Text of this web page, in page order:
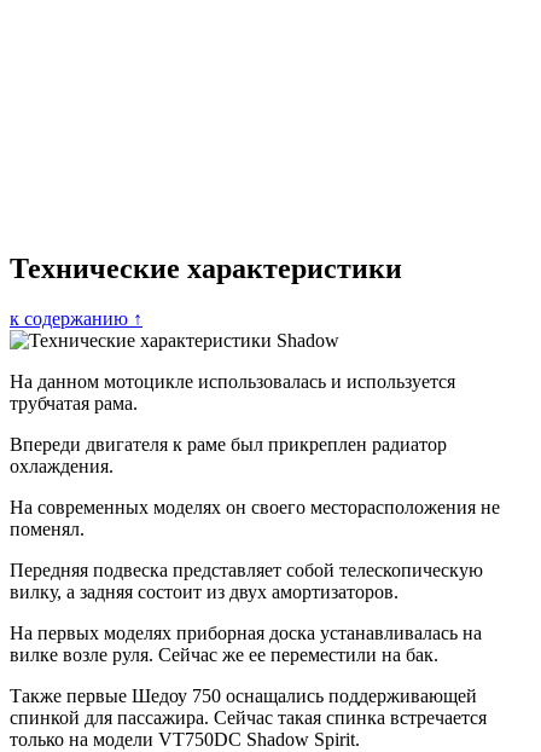
Технические характеристики
к содержанию ↑
На данном мотоцикле использовалась и используется
трубчатая рама.
Впереди двигателя к раме был прикреплен радиатор
охлаждения.
На современных моделях он своего месторасположения не
поменял.
Передняя подвеска представляет собой телескопическую
вилку, а задняя состоит из двух амортизаторов.
На первых моделях приборная доска устанавливалась на
вилке возле руля. Сейчас же ее переместили на бак.
Также первые Шедоу 750 оснащались поддерживающей
спинкой для пассажира. Сейчас такая спинка встречается
только на модели VT750DC Shadow Spirit.